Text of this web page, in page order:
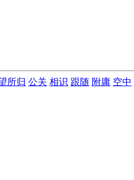
所归 公关 相识 跟随 附庸 空中